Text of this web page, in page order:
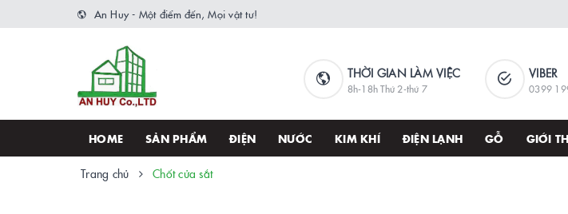
An Huy - Một điểm đến, Mọi vật tư!
THỜI GIAN LÀM VIỆC
8h-18h Thứ 2-thứ 7
VIBER
0399
HOME SẢN PHẨM ĐIỆN NƯỚC KIM KHÍ ĐIỆN LẠNH GỖ GIỚI
Trang chủ Chốt cửa sắt